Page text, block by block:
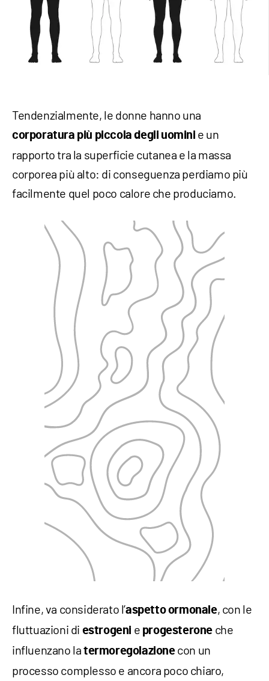
Tendenzialmente, le donne hanno una
corporatura più piccola degli uomini e un
rapporto tra la superficie cutanea e la massa
corporea più alto: di conseguenza perdiamo più
facilmente quel poco calore che produciamo.
Infine, va considerato l’aspetto ormonale, con le
fluttuazioni di estrogeni e progesterone che
influenzano la termoregolazionecon un
processo complesso e ancora poco chiaro,